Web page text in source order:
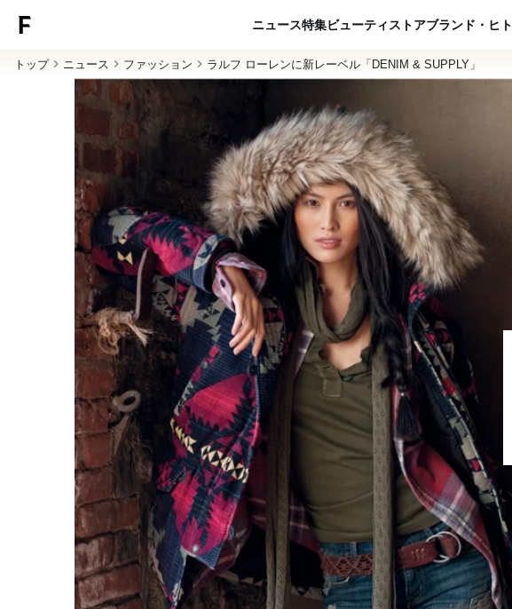
ニュース特集ビューティ ストアブランド・ヒト
トップ ニュース ファッション ラルフ ローレンに新レーベル「DENIM & SUPPLY」